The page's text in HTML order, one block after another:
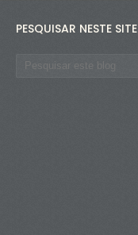
PESQUISAR NESTE SITE